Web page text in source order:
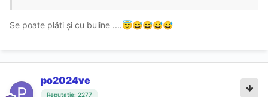
Se poate plăti și cu buline ....😇😅😅😅😅
po2024ve
Reputație: 2277